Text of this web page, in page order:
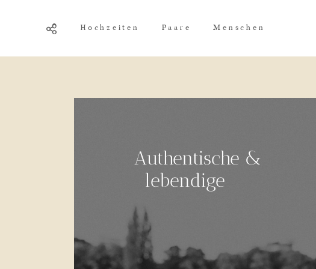
Hochzeiten Paare Menschen
Authentische &
lebendige
echte Momente
in der